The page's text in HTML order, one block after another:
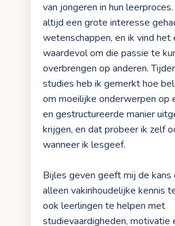
van jongeren in hun
altijd een grote interesse
wetenschappen, en ik vind het
waardevol om die passie te
overbrengen op anderen.
studies heb ik gemerkt hoe
om moeilijke onderwerpen op
en gestructureerde manier
krijgen, en dat probeer ik zelf
wanneer ik lesgeef.
Bijles geven geeft mij de kans
alleen vakinhoudelijke kennis
ook leerlingen te helpen met
studievaardigheden, motivatie